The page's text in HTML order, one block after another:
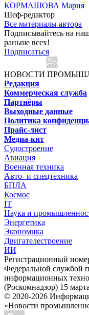
КОРМАШОВА Мария
Шеф-редактор
Все материалы автора
Подписывайтесь на
раньше всех!
Подписаться
НОВОСТИ
Редакция
Коммерческая служба
Партнёры
Выходные данные
Политика
Прайс-лист
Медиа-кит
Судостроение
Авиация
Военная техника
Авто- и спецтехника
БПЛА
Космос
IT
Наука и
Энергетика
Экономика
Двигателестроение
ИИ
Регистрационный
Федеральной службой
информационных
(Роскомнадзор) 15
© 2020-2026
«Новости